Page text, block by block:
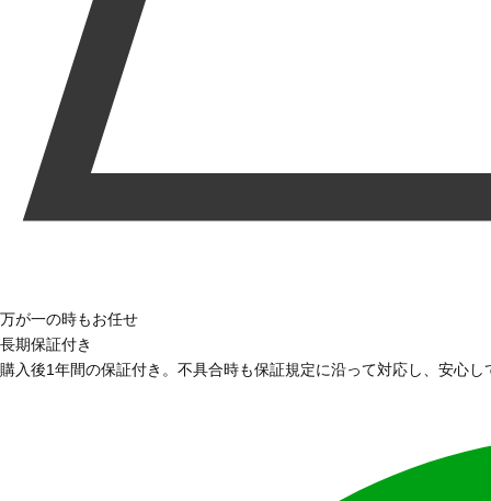
万が一の時もお任せ
長期保証付き
購入後1年間の保証付き。不具合時も保証規定に沿って対応し、安心